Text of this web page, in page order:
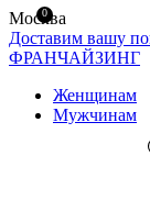
Москва
Доставим вашу
ФРАНЧАЙЗИНГ
Женщинам
Мужчинам
0